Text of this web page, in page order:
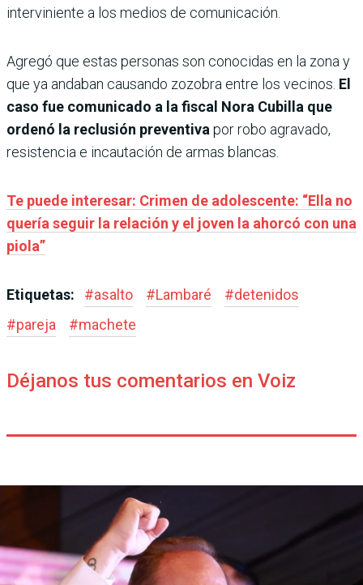
interviniente a los medios de comunicación.
Agregó que estas personas son conocidas en la zona y
que ya andaban causando zozobra entre los vecinos. El
caso fue comunicado a la fiscal Nora Cubilla que
ordenó la reclusión preventivapor robo agravado,
resistencia e incautación de armas blancas.
Te puede interesar: Crimen de adolescente: “Ella no
quería seguir la relación y el joven la ahorcó con una
piola”
Etiquetas: #asalto #Lambaré #detenidos
#pareja #machete
Déjanos tus comentarios en Voiz